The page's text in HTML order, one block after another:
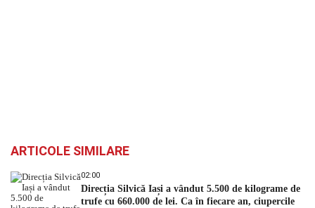
ARTICOLE SIMILARE
02:00
Direcția Silvică Iași a vândut 5.500 de kilograme de
trufe cu 660.000 de lei. Ca în fiecare an, ciupercile